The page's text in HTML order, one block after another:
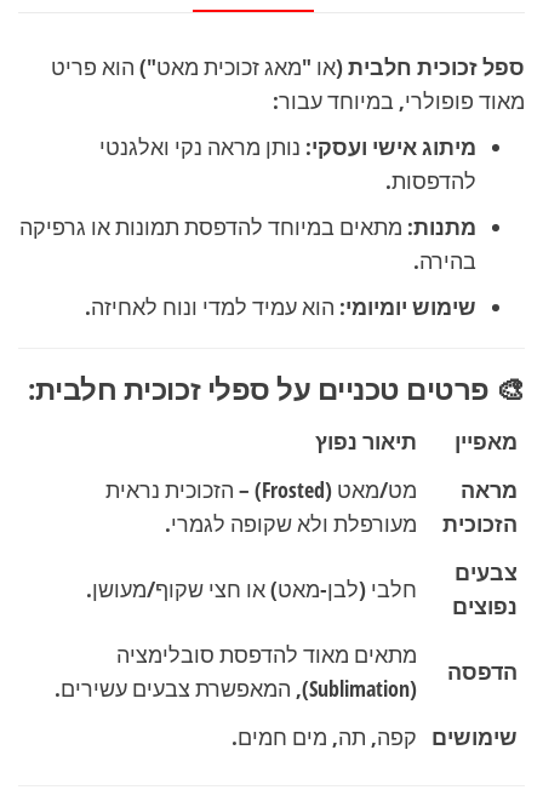
ספל זכוכית חלבית(או "מאג זכוכית מאט") הוא פריט
מאוד פופולרי, במיוחד עבור:
מיתוג אישי ועסקי: נותן מראה נקי ואלגנטי
להדפסות.
מתנות: מתאים במיוחד להדפסת תמונות או גרפיקה
בהירה.
שימוש יומיומי: הוא עמיד למדי ונוח לאחיזה.
🎨 פרטים טכניים על ספלי זכוכית חלבית:
מאפיין
תיאור נפוץ
מראה
הזכוכית
מט/מאט (Frosted) – הזכוכית נראית
מעורפלת ולא שקופה לגמרי.
צבעים
נפוצים
חלבי (לבן-מאט) או חצי שקוף/מעושן.
הדפסה
מתאים מאוד להדפסת סובלימציה
(Sublimation), המאפשרת צבעים עשירים.
שימושים קפה, תה, מים חמים.